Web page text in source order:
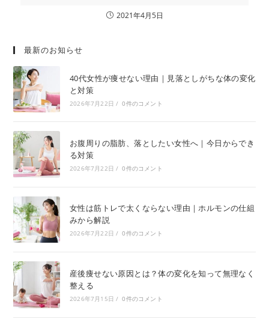
2021年4月5日
最新のお知らせ
40代女性が痩せない理由｜見落としがちな体の変化
と対策
2026年7月22日 / 0件のコメント
お腹周りの脂肪、落としたい女性へ｜今日からでき
る対策
2026年7月22日 / 0件のコメント
女性は筋トレで太くならない理由｜ホルモンの仕組
みから解説
2026年7月22日 / 0件のコメント
産後痩せない原因とは？体の変化を知って無理なく
整える
2026年7月15日 / 0件のコメント